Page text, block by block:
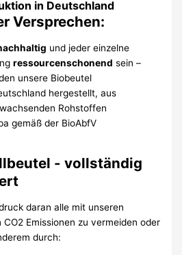
in Deutschland
Versprechen:
und jeder einzelne
ressourcenschonend sein –
unsere Biobeutel
hergestellt, aus
Rohstoffen
gemäß der BioAbfV
- vollständig
daran alle mit unseren
Emissionen zu vermeiden oder
durch: